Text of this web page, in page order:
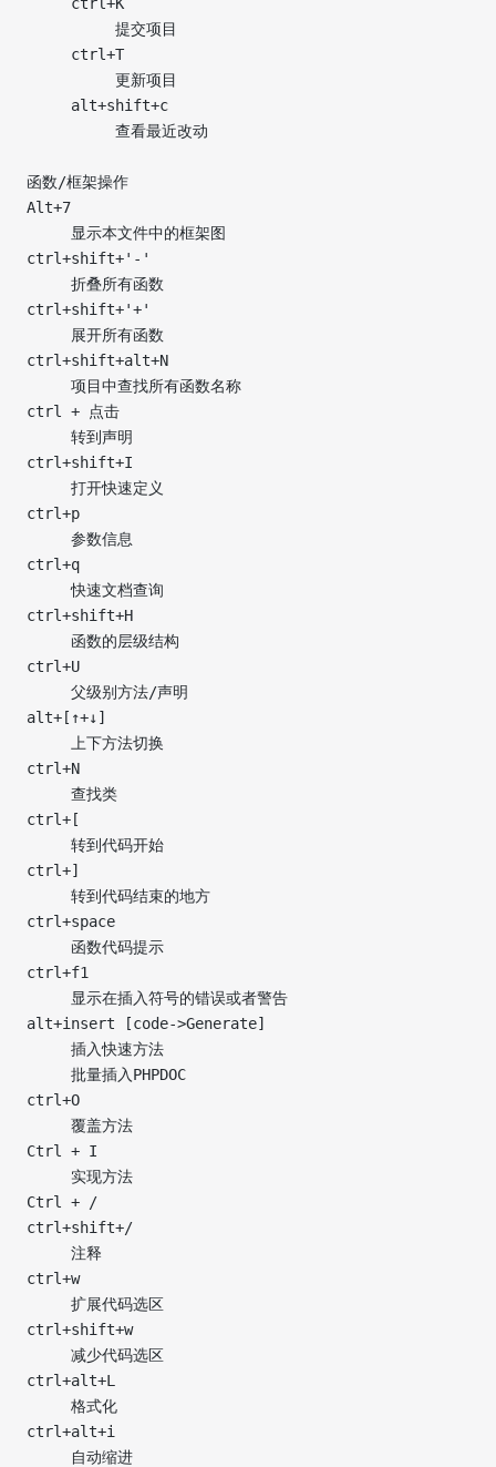
          提交项目
     ctrl+T
          更新项目
     alt+shift+c
          查看最近改动
函数/框架操作
Alt+7
     显示本文件中的框架图
ctrl+shift+'-'
     折叠所有函数
ctrl+shift+'+'
     展开所有函数
ctrl+shift+alt+N
     项目中查找所有函数名称
ctrl + 点击
     转到声明
ctrl+shift+I
     打开快速定义
ctrl+p
     参数信息
ctrl+q
     快速文档查询
ctrl+shift+H
     函数的层级结构
ctrl+U
     父级别方法/声明
alt+[↑+↓]
     上下方法切换
ctrl+N
     查找类
ctrl+[
     转到代码开始
ctrl+]
     转到代码结束的地方
ctrl+space
     函数代码提示
ctrl+f1
     显示在插入符号的错误或者警告
alt+insert [code->Generate]
     插入快速方法
     批量插入PHPDOC
ctrl+O
     覆盖方法
Ctrl + I
     实现方法
Ctrl + /
ctrl+shift+/
     注释
ctrl+w
     扩展代码选区
ctrl+shift+w
     减少代码选区
ctrl+alt+L
     格式化
ctrl+alt+i
     自动缩进